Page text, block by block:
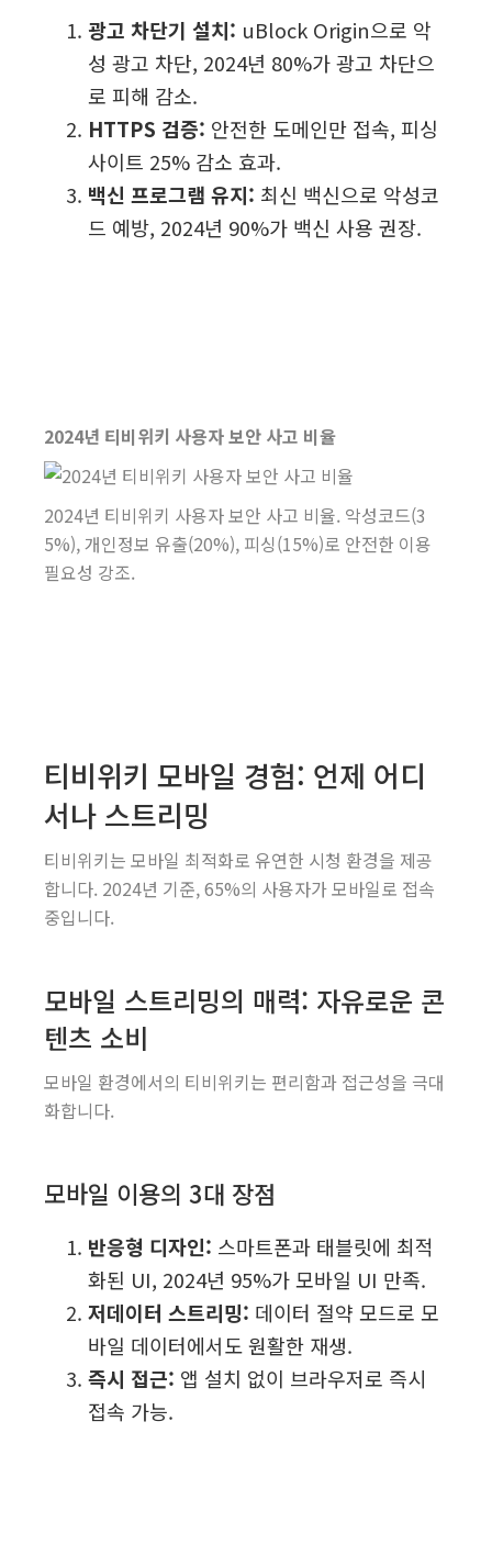
광고 차단기 설치: uBlock Origin으로 악
성 광고 차단, 2024년 80%가 광고 차단으
로 피해 감소.
HTTPS 검증: 안전한 도메인만 접속, 피싱
사이트 25% 감소 효과.
백신 프로그램 유지: 최신 백신으로 악성코
드 예방, 2024년 90%가 백신 사용 권장.
2024년 티비위키 사용자 보안 사고 비율
2024년 티비위키 사용자 보안 사고 비율. 악성코드(3
5%), 개인정보 유출(20%), 피싱(15%)로 안전한 이용
필요성 강조.
티비위키 모바일 경험: 언제 어디
서나 스트리밍
티비위키는 모바일 최적화로 유연한 시청 환경을 제공
합니다. 2024년 기준, 65%의 사용자가 모바일로 접속
중입니다.
모바일 스트리밍의 매력: 자유로운 콘
텐츠 소비
모바일 환경에서의 티비위키는 편리함과 접근성을 극대
화합니다.
모바일 이용의 3대 장점
반응형 디자인: 스마트폰과 태블릿에 최적
화된 UI, 2024년 95%가 모바일 UI 만족.
저데이터 스트리밍: 데이터 절약 모드로 모
바일 데이터에서도 원활한 재생.
즉시 접근: 앱 설치 없이 브라우저로 즉시
접속 가능.